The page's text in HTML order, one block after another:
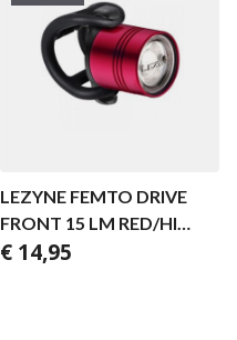
LEZYNE FEMTO DRIVE
FRONT 15 LM RED/HI
GLOSS
€ 14,95